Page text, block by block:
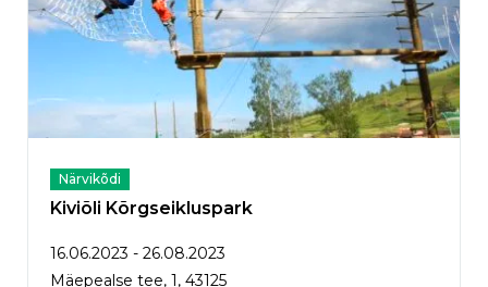
Närvikõdi
Kiviõli Kõrgseikluspark
16.06.2023 - 26.08.2023
Mäepealse tee, 1, 43125